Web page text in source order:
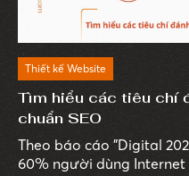
Thiết kế Website
Tìm hiểu các tiêu chí
chuẩn SEO
Theo báo cáo "Digital
60% người dùng